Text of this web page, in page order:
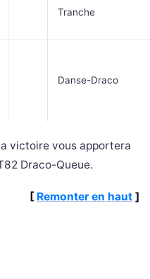
Tranche
Danse-Draco
victoire vous apportera
Draco-Queue.
[ Remonter en haut ]